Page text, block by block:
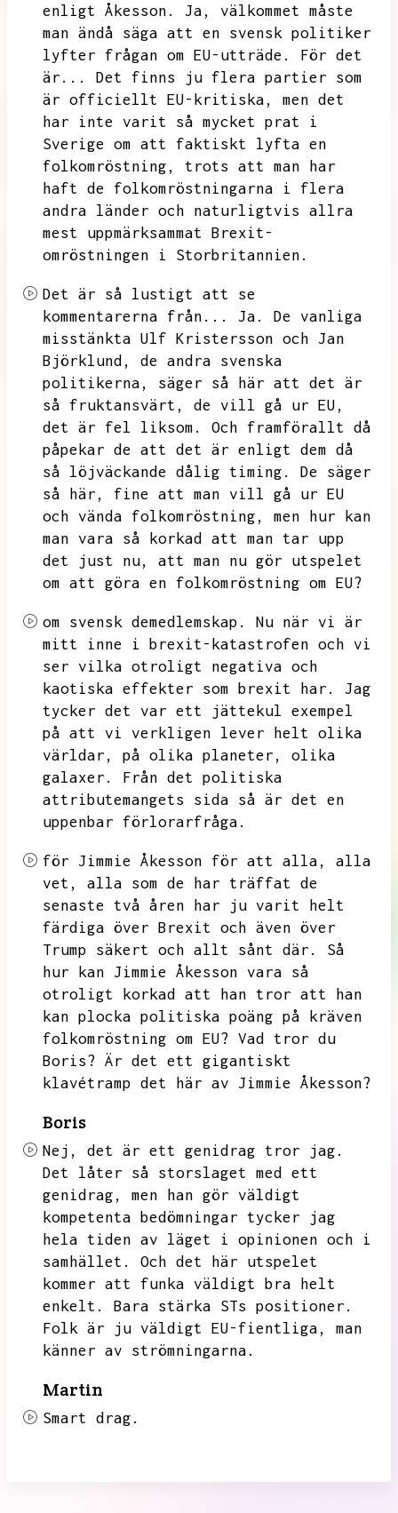
enligt Åkesson.
Ja,
välkommet måste
man ändå säga att en svensk politiker
lyfter frågan om EU-utträde.
För det
är...
Det finns ju flera partier som
är officiellt EU-kritiska,
men det
har inte varit så mycket prat i
Sverige om att faktiskt lyfta en
folkomröstning,
trots att man har
haft de folkomröstningarna i flera
andra länder och naturligtvis allra
mest uppmärksammat Brexit-
omröstningen i Storbritannien.
Det är så lustigt att se
kommentarerna från...
Ja.
De vanliga
misstänkta Ulf Kristersson och Jan
Björklund,
de andra svenska
politikerna,
säger så här att det är
så fruktansvärt,
de vill gå ur EU,
det är fel liksom.
Och framförallt då
påpekar de att det är enligt dem då
så löjväckande dålig timing.
De säger
så här,
fine att man vill gå ur EU
och vända folkomröstning,
men hur kan
man vara så korkad att man tar upp
det just nu,
att man nu gör utspelet
om att göra en folkomröstning om EU?
om svensk demedlemskap.
Nu när vi är
mitt inne i brexit-katastrofen och vi
ser vilka otroligt negativa och
kaotiska effekter som brexit har.
Jag
tycker det var ett jättekul exempel
på att vi verkligen lever helt olika
världar,
på olika planeter,
olika
galaxer.
Från det politiska
attributemangets sida så är det en
uppenbar förlorarfråga.
för Jimmie Åkesson för att alla,
alla
vet,
alla som de har träffat de
senaste två åren har ju varit helt
färdiga över Brexit och även över
Trump säkert och allt sånt där.
Så
hur kan Jimmie Åkesson vara så
otroligt korkad att han tror att han
kan plocka politiska poäng på kräven
folkomröstning om EU? Vad tror du
Boris? Är det ett gigantiskt
klavétramp det här av Jimmie Åkesson?
Boris
Nej,
det är ett genidrag tror jag.
Det låter så storslaget med ett
genidrag,
men han gör väldigt
kompetenta bedömningar tycker jag
hela tiden av läget i opinionen och i
samhället.
Och det här utspelet
kommer att funka väldigt bra helt
enkelt.
Bara stärka STs positioner.
Folk är ju väldigt EU-fientliga,
man
känner av strömningarna.
Martin
Smart drag.